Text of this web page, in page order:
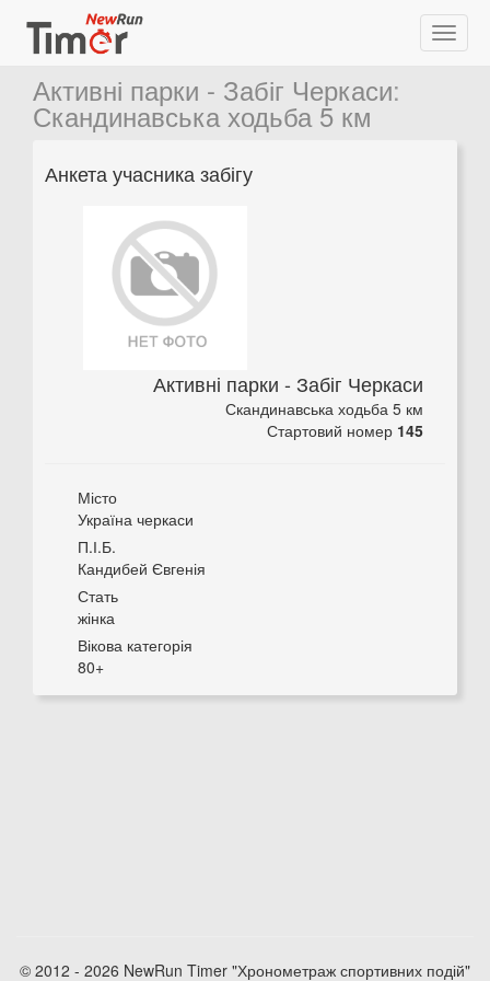
Активні парки - Забіг Черкаси:
Скандинавська ходьба 5 км
Анкета учасника забігу
Активні парки - Забіг Черкаси
Скандинавська ходьба 5 км
Стартовий номер 145
Місто
Україна черкаси
П.І.Б.
Кандибей Євгенія
Стать
жінка
Вікова категорія
80+
© 2012 - 2026 NewRun Timer "Хронометраж спортивних подій"